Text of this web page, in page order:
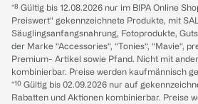
*⁸ Gültig bis 12.08.2026 nur im BIPA Online
Preiswert“ gekennzeichnete Produkte, mit
Säuglingsanfangsnahrung, Fotoprodukte,
der Marke “Accessories“, “Tonies“, “Mavie“,
Premium- Artikel sowie Pfand. Nicht mit
kombinierbar. Preise werden kaufmännisch
*¹⁰ Gültig bis 02.09.2026 nur auf
Rabatten und Aktionen kombinierbar. Preise